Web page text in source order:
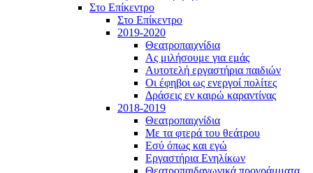
Στο Επίκεντρο
Στο Επίκεντρο
2019-2020
Θεατροπαιχνίδια
Ας μιλήσουμε για εμάς
Αυτοτελή εργαστήρια παιδιών
Οι έφηβοι ως ενεργοί πολίτες
Δράσεις εν καιρώ καραντίνας
2018-2019
Θεατροπαιχνίδια
Με τα φτερά του θεάτρου
Εσύ όπως και εγώ
Εργαστήρια Ενηλίκων
Θεατροπαιδαγωγικά προγράμματα